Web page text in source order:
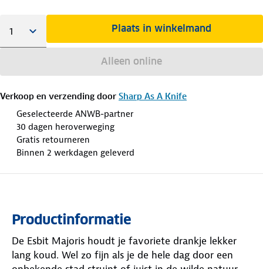
Plaats in winkelmand
Alleen online
Verkoop en verzending door Sharp As A Knife
Geselecteerde ANWB-partner
30 dagen heroverweging
Gratis retourneren
Binnen 2 werkdagen geleverd
Productinformatie
De Esbit Majoris houdt je favoriete drankje lekker
lang koud. Wel zo fijn als je de hele dag door een